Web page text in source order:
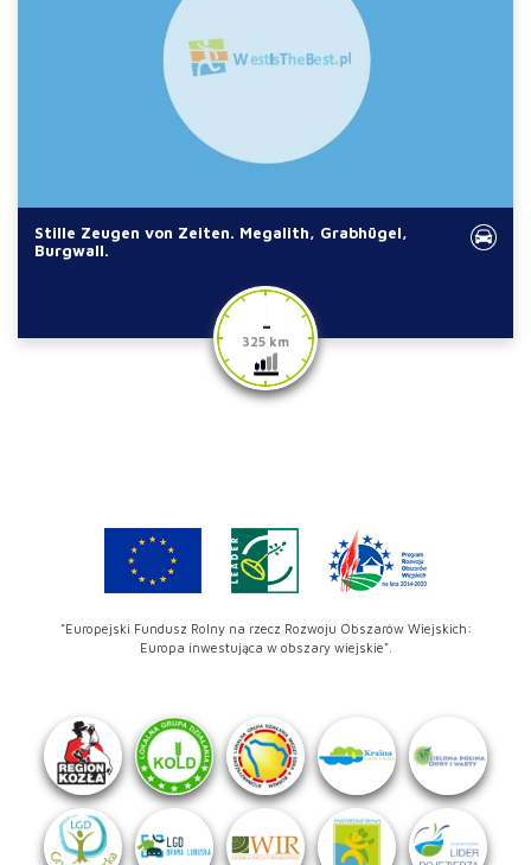
Stille Zeugen von Zeiten. Megalith, Grabhügel,
Burgwall.
-
325 km
"Europejski Fundusz Rolny na rzecz Rozwoju Obszarów Wiejskich:
Europa inwestująca w obszary wiejskie".